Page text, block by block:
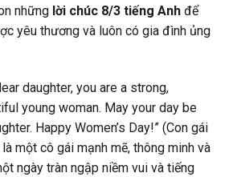
những lời chúc 8/3 tiếng Anh để
yêu thương và luôn có gia đình ủng
daughter, you are a strong,
young woman. May your day be
Happy Women’s Day!” (Con gái
một cô gái mạnh mẽ, thông minh và
ngày tràn ngập niềm vui và tiếng